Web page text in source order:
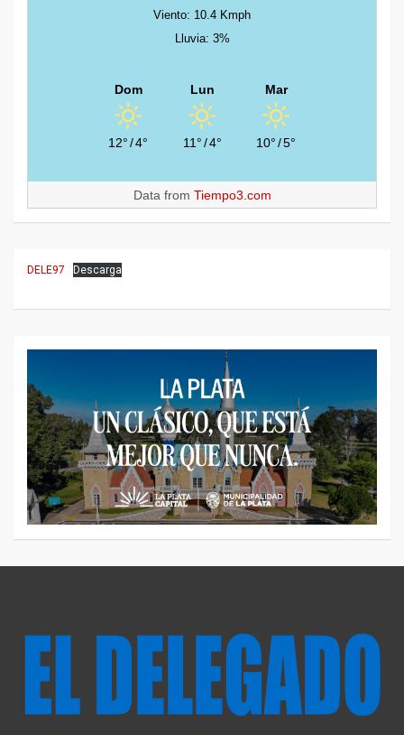
Viento: 10.4 Kmph
Lluvia: 3%
Dom
12°/4°
Lun
11°/4°
Mar
10°/5°
Data from Tiempo3.com
DELE97 Descarga